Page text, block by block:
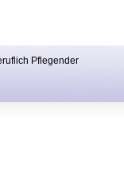
Pflegender